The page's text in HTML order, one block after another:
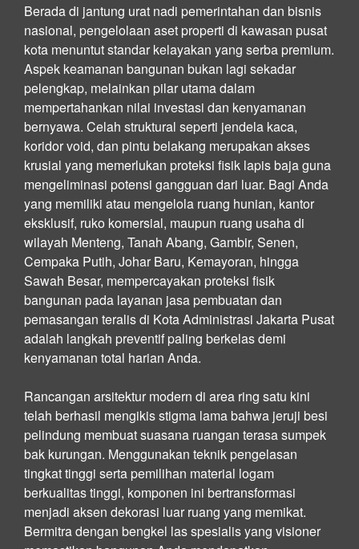
Berada di jantung urat nadi pemerintahan dan bisnis
nasional, pengelolaan aset properti di kawasan pusat
kota menuntut standar kelayakan yang serba premium.
Aspek keamanan bangunan bukan lagi sekadar
pelengkap, melainkan pilar utama dalam
mempertahankan nilai investasi dan kenyamanan
bernyawa. Celah struktural seperti jendela kaca,
koridor void, dan pintu belakang merupakan akses
krusial yang memerlukan proteksi fisik lapis baja guna
mengeliminasi potensi gangguan dari luar. Bagi Anda
yang memiliki atau mengelola ruang hunian, kantor
eksklusif, ruko komersial, maupun ruang usaha di
wilayah Menteng, Tanah Abang, Gambir, Senen,
Cempaka Putih, Johar Baru, Kemayoran, hingga
Sawah Besar, mempercayakan proteksi fisik
bangunan pada layanan jasa pembuatan dan
pemasangan teralis di Kota Administrasi Jakarta Pusat
adalah langkah preventif paling berkelas demi
kenyamanan total harian Anda.
Rancangan arsitektur modern di area ring satu kini
telah berhasil mengikis stigma lama bahwa jeruji besi
pelindung membuat suasana ruangan terasa sumpek
bak kurungan. Menggunakan teknik pengelasan
tingkat tinggi serta pemilihan material logam
berkualitas tinggi, komponen ini bertransformasi
menjadi aksen dekorasi luar ruang yang memikat.
Bermitra dengan bengkel las spesialis yang visioner